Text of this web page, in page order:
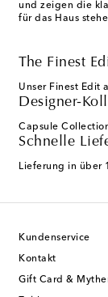
und zeigen die
für das Haus
The Finest
Unser Finest Edit
Designer-
Capsule
Schnelle
Lieferung in über
Kundenservice
Kontakt
Gift Card &